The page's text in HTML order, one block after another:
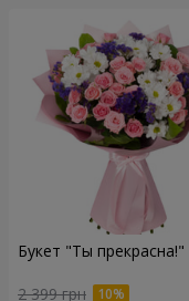
Букет "Ты прекрасна!"
2 399 грн